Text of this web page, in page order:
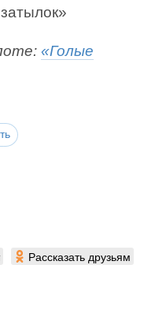
«Голые
Рассказать друзьям